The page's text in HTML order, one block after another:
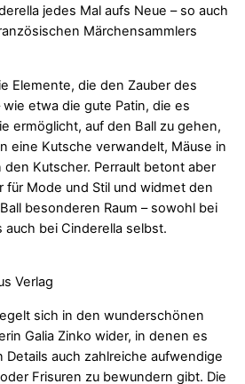
jedes Mal aufs Neue – so auch
Märchensammlers
Elemente, die den Zauber des
etwa die gute Patin, die es
ermöglicht, auf den Ball zu gehen,
eine Kutsche verwandelt, Mäuse in
den Kutscher. Perrault betont aber
für Mode und Stil und widmet den
besonderen Raum – sowohl bei
bei Cinderella selbst.
Verlag
sich in den wunderschönen
Galia Zinko wider, in denen es
auch zahlreiche aufwendige
Frisuren zu bewundern gibt. Die